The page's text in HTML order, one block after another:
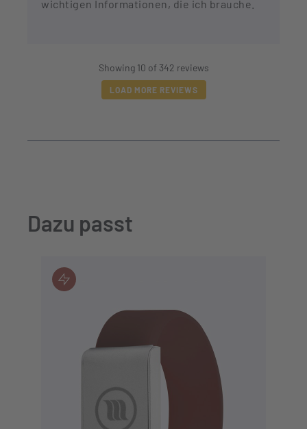
wichtigen Informationen, die ich brauche.
Showing 10 of 342 reviews
LOAD MORE REVIEWS
Dazu passt